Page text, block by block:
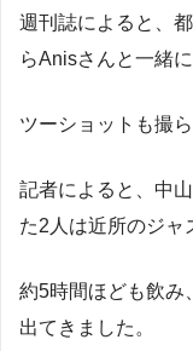
週刊誌によると、
らAnisさんと一緒
ツーショットも撮
記者によると、中
た2人は近所のジャ
約5時間ほども飲み
出てきました。